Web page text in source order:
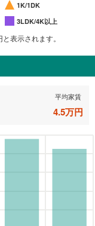
1K/1DK
3LDK/4K以上
表示されます。
平均家賃
4.5万円